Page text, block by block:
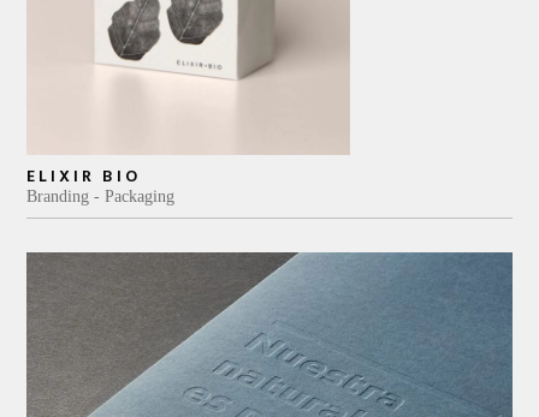
ELIXIR BIO
Branding Packaging